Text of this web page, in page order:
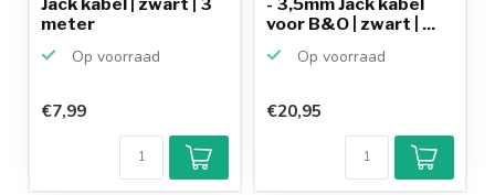
meter
Op voorraad
€7,99
voor B&O | zwart | ...
Op voorraad
Klantenbeoordeling
9,2/10
Achteraf
betalen mogelijk
€20,95